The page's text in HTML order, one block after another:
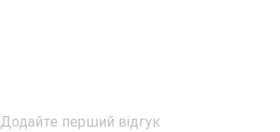
Додайте перший відгук